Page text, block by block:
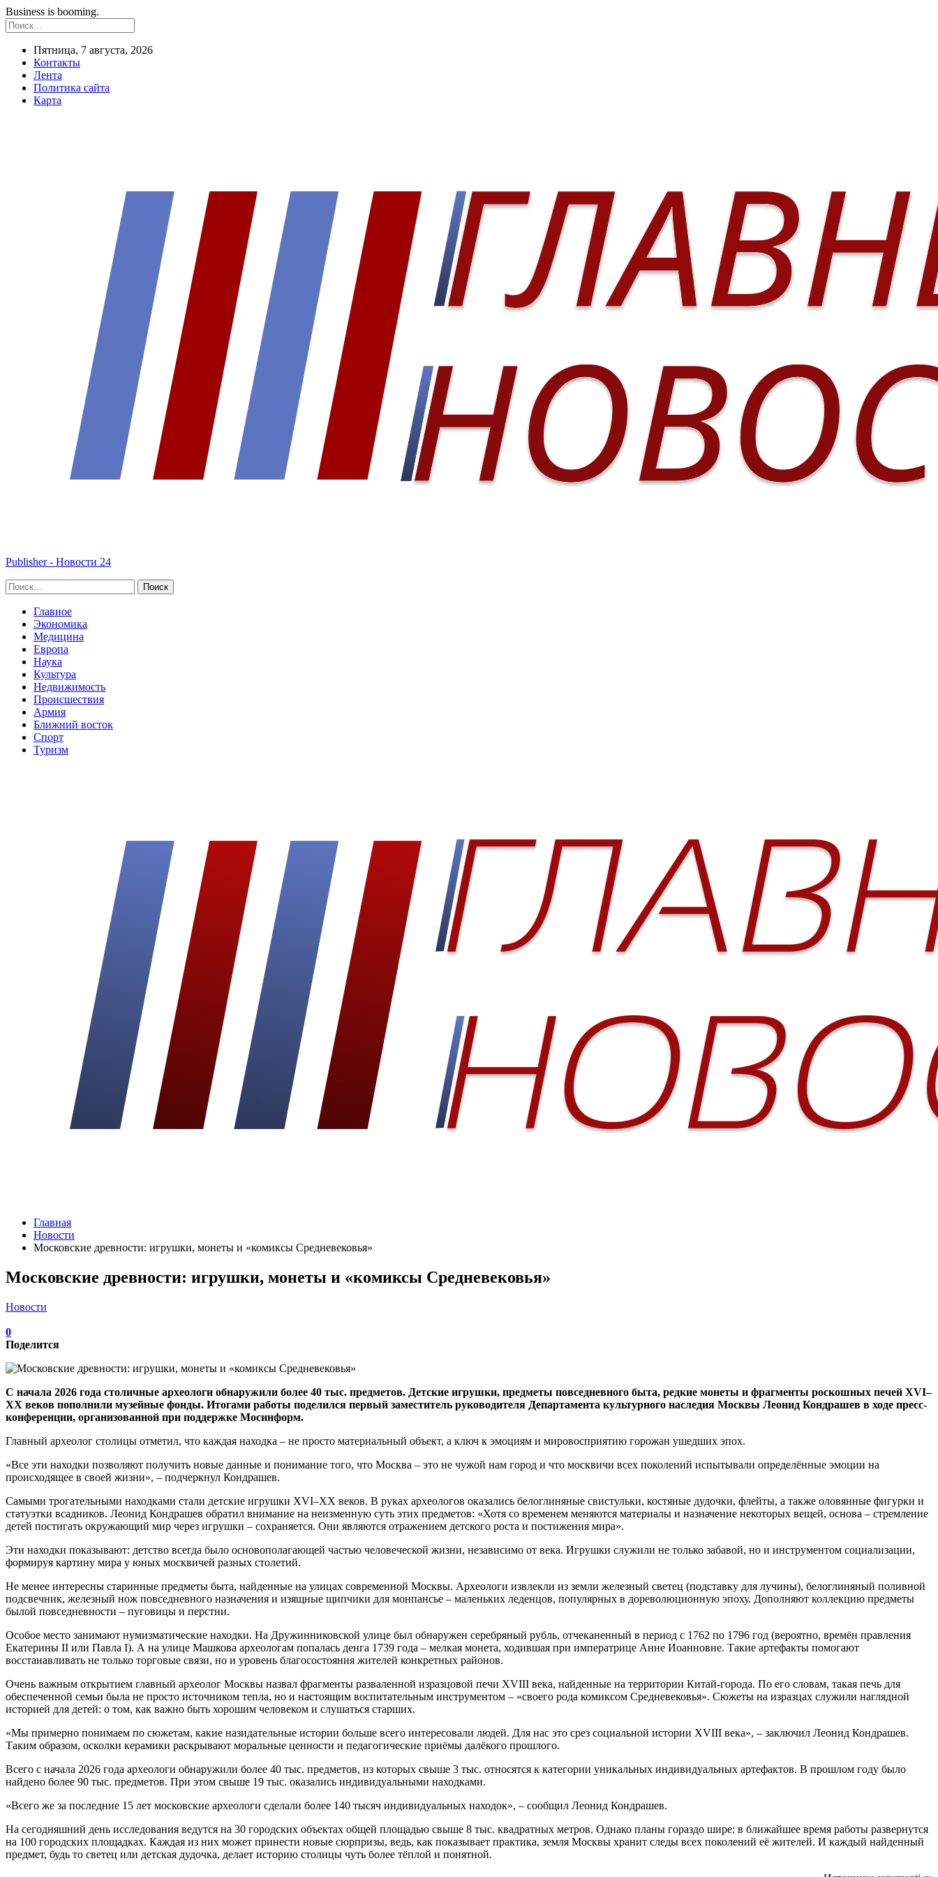
Business is booming.
Пятница, 7 августа, 2026
Контакты
Лента
Политика сайта
Карта
Publisher - Новости 24
Главное
Экономика
Медицина
Европа
Наука
Культура
Недвижимость
Происшествия
Армия
Ближний восток
Спорт
Туризм
Главная
Новости
Московские древности: игрушки, монеты и «комиксы Средневековья»
Московские древности: игрушки, монеты и «комиксы Средневековья»
Новости
0
Поделится
С начала 2026 года столичные археологи обнаружили более 40 тыс. предметов. Детские игрушки, предметы повседневного быта, редкие монеты и фрагменты роскошных печей XVI–
XX веков пополнили музейные фонды. Итогами работы поделился первый заместитель руководителя Департамента культурного наследия Москвы Леонид Кондрашев в ходе пресс-
конференции, организованной при поддержке Мосинформ.
Главный археолог столицы отметил, что каждая находка – не просто материальный объект, а ключ к эмоциям и мировосприятию горожан ушедших эпох.
«Все эти находки позволяют получить новые данные и понимание того, что Москва – это не чужой нам город и что москвичи всех поколений испытывали определённые эмоции на
происходящее в своей жизни», – подчеркнул Кондрашев.
Самыми трогательными находками стали детские игрушки XVI–XX веков. В руках археологов оказались белоглиняные свистульки, костяные дудочки, флейты, а также оловянные фигурки и
статуэтки всадников. Леонид Кондрашев обратил внимание на неизменную суть этих предметов: «Хотя со временем меняются материалы и назначение некоторых вещей, основа – стремление
детей постигать окружающий мир через игрушки – сохраняется. Они являются отражением детского роста и постижения мира».
Эти находки показывают: детство всегда было основополагающей частью человеческой жизни, независимо от века. Игрушки служили не только забавой, но и инструментом социализации,
формируя картину мира у юных москвичей разных столетий.
Не менее интересны старинные предметы быта, найденные на улицах современной Москвы. Археологи извлекли из земли железный светец (подставку для лучины), белоглиняный поливной
подсвечник, железный нож повседневного назначения и изящные щипчики для монпансье – маленьких леденцов, популярных в дореволюционную эпоху. Дополняют коллекцию предметы
былой повседневности – пуговицы и перстни.
Особое место занимают нумизматические находки. На Дружинниковской улице был обнаружен серебряный рубль, отчеканенный в период с 1762 по 1796 год (вероятно, времён правления
Екатерины II или Павла I). А на улице Машкова археологам попалась денга 1739 года – мелкая монета, ходившая при императрице Анне Иоанновне. Такие артефакты помогают
восстанавливать не только торговые связи, но и уровень благосостояния жителей конкретных районов.
Очень важным открытием главный археолог Москвы назвал фрагменты разваленной изразцовой печи XVIII века, найденные на территории Китай-города. По его словам, такая печь для
обеспеченной семьи была не просто источником тепла, но и настоящим воспитательным инструментом – «своего рода комиксом Средневековья». Сюжеты на изразцах служили наглядной
историей для детей: о том, как важно быть хорошим человеком и слушаться старших.
«Мы примерно понимаем по сюжетам, какие назидательные истории больше всего интересовали людей. Для нас это срез социальной истории XVIII века», – заключил Леонид Кондрашев.
Таким образом, осколки керамики раскрывают моральные ценности и педагогические приёмы далёкого прошлого.
Всего с начала 2026 года археологи обнаружили более 40 тыс. предметов, из которых свыше 3 тыс. относятся к категории уникальных индивидуальных артефактов. В прошлом году было
найдено более 90 тыс. предметов. При этом свыше 19 тыс. оказались индивидуальными находками.
«Всего же за последние 15 лет московские археологи сделали более 140 тысяч индивидуальных находок», – сообщил Леонид Кондрашев.
На сегодняшний день исследования ведутся на 30 городских объектах общей площадью свыше 8 тыс. квадратных метров. Однако планы гораздо шире: в ближайшее время работы развернутся
на 100 городских площадках. Каждая из них может принести новые сюрпризы, ведь, как показывает практика, земля Москвы хранит следы всех поколений её жителей. И каждый найденный
предмет, будь то светец или детская дудочка, делает историю столицы чуть более тёплой и понятной.